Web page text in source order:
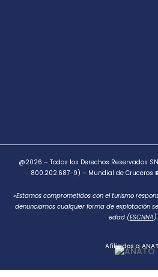
@2026 – Todos los Derechos Reservados
800.202.687-9) – Mundial de Cruceros
«Estamos comprometidos con el turismo
denunciamos cualquier forma de explotación
edad (ESCNNA
Afiliados a